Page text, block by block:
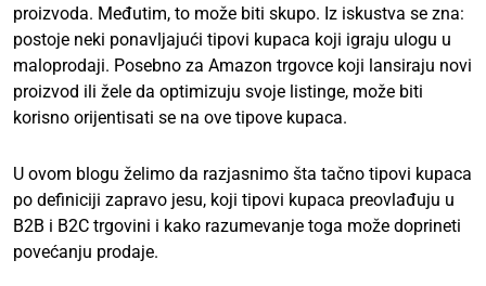
proizvoda. Međutim, to može biti skupo. Iz iskustva se zna:
postoje neki ponavljajući tipovi kupaca koji igraju ulogu u
maloprodaji. Posebno za Amazon trgovce koji lansiraju novi
proizvod ili žele da optimizuju svoje listinge, može biti
korisno orijentisati se na ove tipove kupaca.
U ovom blogu želimo da razjasnimo šta tačno tipovi kupaca
po definiciji zapravo jesu, koji tipovi kupaca preovlađuju u
B2B i B2C trgovini i kako razumevanje toga može doprineti
povećanju prodaje.